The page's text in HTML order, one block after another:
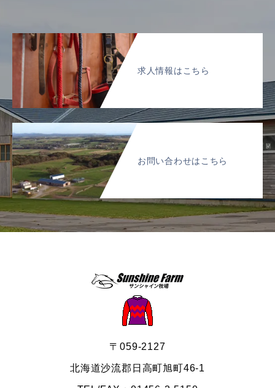
求人情報はこちら
お問い合わせはこちら
〒059-2127
北海道沙流郡日高町旭町46-1